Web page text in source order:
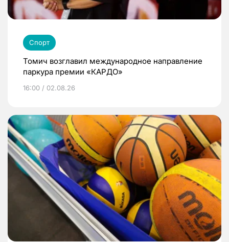
Спорт
Томич возглавил международное направление
паркура премии «КАРДО»
16:00 / 02.08.26